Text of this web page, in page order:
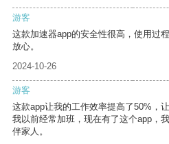
游客
这款加速器app的安全性很高，使用过
放心。
2024-10-26
游客
这款app让我的工作效率提高了50%，
我以前经常加班，现在有了这个app，
伴家人。